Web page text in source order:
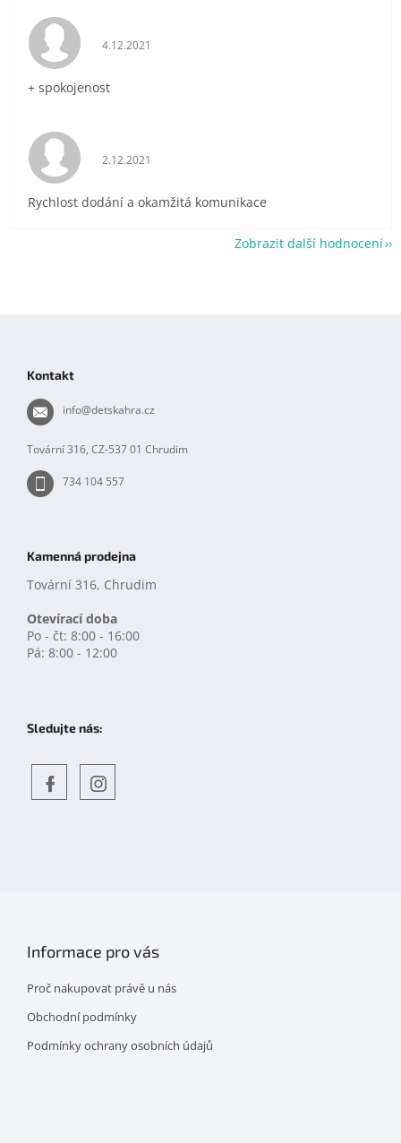
Hodnocení obchodu je 5 z 5 hvězdiček.
4.12.2021
+ spokojenost
Hodnocení obchodu je 5 z 5 hvězdiček.
2.12.2021
Rychlost dodání a okamžitá komunikace
Zobrazit další hodnocení
Kontakt
info@detskahra.cz
Tovární 316, CZ-537 01 Chrudim
734 104 557
Kamenná prodejna
Tovární 316, Chrudim
Otevírací doba
Po - čt: 8:00 - 16:00
Pá: 8:00 - 12:00
Sledujte nás:
Informace pro vás
Proč nakupovat právě u nás
Obchodní podmínky
Podmínky ochrany osobních údajů